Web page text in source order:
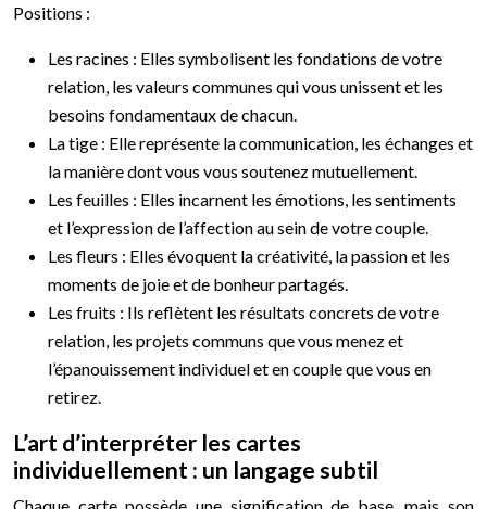
Positions :
Les racines : Elles symbolisent les fondations de votre
relation, les valeurs communes qui vous unissent et les
besoins fondamentaux de chacun.
La tige : Elle représente la communication, les échanges et
la manière dont vous vous soutenez mutuellement.
Les feuilles : Elles incarnent les émotions, les sentiments
et l’expression de l’affection au sein de votre couple.
Les fleurs : Elles évoquent la créativité, la passion et les
moments de joie et de bonheur partagés.
Les fruits : Ils reflètent les résultats concrets de votre
relation, les projets communs que vous menez et
l’épanouissement individuel et en couple que vous en
retirez.
L’art d’interpréter les cartes
individuellement : un langage subtil